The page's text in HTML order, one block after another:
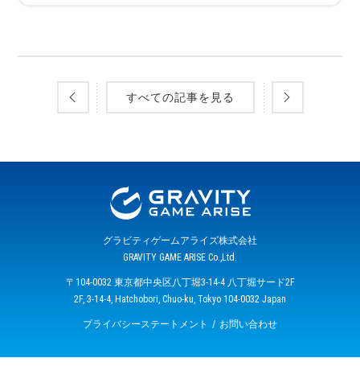
すべての記事を見る
グラビティゲームアライズ株式会社
GRAVITY GAME ARISE Co.,Ltd.
〒104-0032 東京都中央区八丁堀3-14-4 八丁堀サード2F
2F, 3-14-4, Hatchobori, Chuo-ku, Tokyo 104-0032 Japan
プライバシーステートメント お問い合わせ